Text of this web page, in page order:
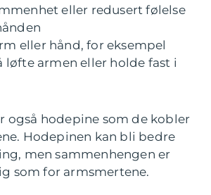
eller redusert følelse
eller hånd, for eksempel
løfte armen eller holde fast i
også hodepine som de kobler
Hodepinen kan bli bedre
men sammenhengen er
som for armsmertene.